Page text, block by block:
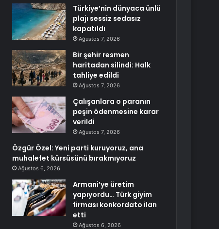
Türkiye’nin dünyaca ünlü
plajı sessiz sedasız
kapatıldı
Ağustos 7, 2026
Bir şehir resmen
haritadan silindi: Halk
tahliye edildi
Ağustos 7, 2026
Çalışanlara o paranın
peşin ödenmesine karar
verildi
Ağustos 7, 2026
Özgür Özel: Yeni parti kuruyoruz, ana
muhalefet kürsüsünü bırakmıyoruz
Ağustos 6, 2026
Armani’ye üretim
yapıyordu… Türk giyim
firması konkordato ilan
etti
Ağustos 6, 2026